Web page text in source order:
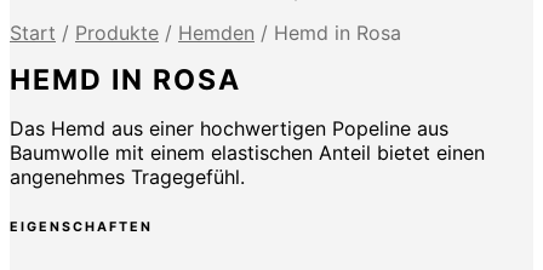
Start / Produkte / Hemden / Hemd in Rosa
HEMD IN ROSA
Das Hemd aus einer hochwertigen Popeline aus
Baumwolle mit einem elastischen Anteil bietet einen
angenehmes Tragegefühl.
EIGENSCHAFTEN